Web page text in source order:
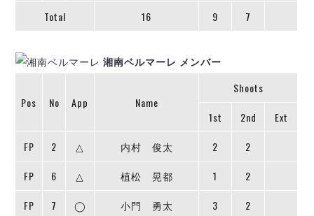
名古屋オーシャンズ
ボルクバレット北九州
選手の通算記録（Ｆ２）
ヴォスクオーレ仙台
マルバ水戸FC
Y．S．C．C．横浜
FOLLOW US!
Total
16 9 7
湘南ベルマーレ メンバー
Pos No App Name
Shoots
1st
2nd
Ext
FP
2 △ 内村 俊太 2
2
FP
6 △ 植松 晃都 1
2
FP
7 ◯ 小門 勇太 3
2